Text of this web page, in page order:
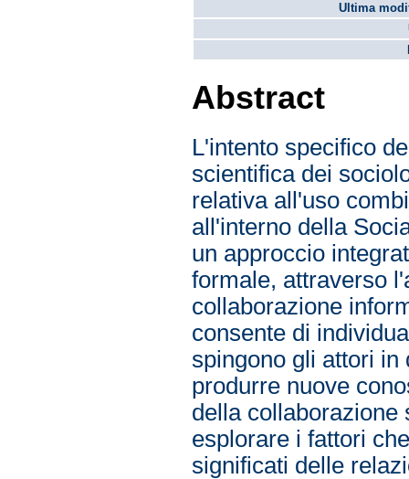
Ultima
Abstract
L'intento specifico
scientifica dei
relativa all'uso
all'interno della
un approccio
formale, attraverso
collaborazione
consente di
spingono gli attori in
produrre nuove
della collaborazione
esplorare i fattori
significati delle